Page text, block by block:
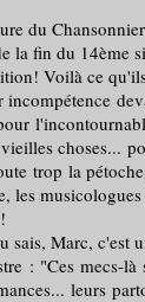
du
la fin du 14ème
Voilà ce
choses...
trop la
les
Marc, c'est
: "Ces mecs-là
leurs